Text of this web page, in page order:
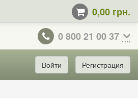
0,00 грн.
0 800 21 00 37
Войти Регистрация